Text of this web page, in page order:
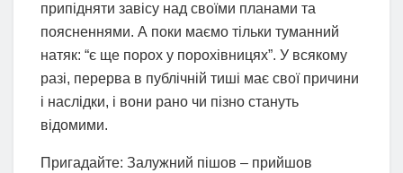
припідняти завісу над своїми планами та
поясненнями. А поки маємо тільки туманний
натяк: “є ще порох у порохівницях”. У всякому
разі, перерва в публічній тиші має свої причини
і наслідки, і вони рано чи пізно стануть
відомими.
Пригадайте: Залужний пішов – прийшов